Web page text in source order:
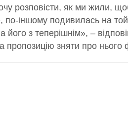
розповісти, як ми жили,
іншому подивилась на той
його з теперішнім», –
пропозицію зняти про нього